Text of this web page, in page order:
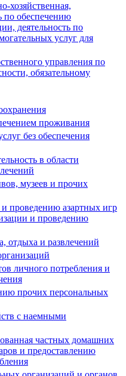
хозяйственная,
по обеспечению
деятельность по
услуг для
управления по
обязательному
проживания
без обеспечения
в области
музеев и прочих
и проведению азартных игр
и проведению
отдыха и развлечений
личного потребления и
прочих персональных
с наемными
частных домашних
и предоставлению